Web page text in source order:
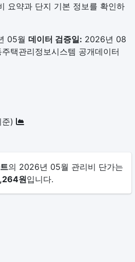
요약과 단지 기본 정보를 확인하
05월 데이터 검증일: 2026년 08
택관리정보시스템 공개데이터
)
의 2026년 05월 관리비 단가는
원입니다.